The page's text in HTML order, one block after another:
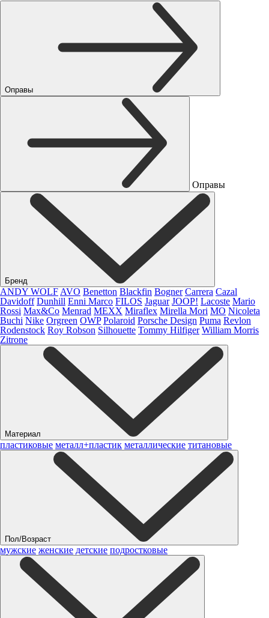
Оправы
Оправы
Бренд
ANDY WOLF AVO Benetton Blackfin Bogner Carrera Cazal
Davidoff Dunhill Enni Marco FILOS Jaguar JOOP! Lacoste Mario
Rossi Max&Co Menrad MEXX Miraflex Mirella Mori MO Nicoleta
Buchi Nike Orgreen OWP Polaroid Porsche Design Puma Revlon
Rodenstock Roy Robson Silhouette Tommy Hilfiger William Morris
Zitrone
Материал
пластиковые металл+пластик металлические титановые
Пол/Возраст
мужские женские детские подростковые